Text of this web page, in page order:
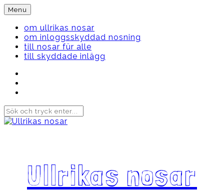
Skip
to
content
Menu
om ullrikas nosar
om inloggsskyddad nosning
till nosar für alle
till skyddade inlägg
Ullrikas nosar